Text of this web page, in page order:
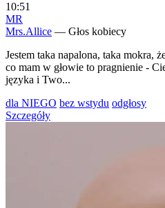
10:51
MR
Mrs.Allice — Głos kobiecy
Jestem taka napalona, taka mokra,
co mam w głowie to pragnienie -
języka i Two...
dla NIEGO bez wstydu odgłosy
Szczegóły